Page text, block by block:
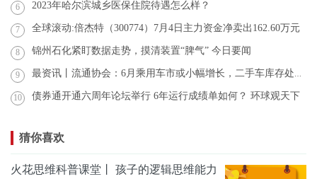
6 2023年哈尔滨城乡医保住院待遇怎么样？
7 全球滚动:倍杰特（300774）7月4日主力资金净卖出162.60万元
8 锦州石化紧盯数据走势，摸清装置“脾气” 今日要闻
9 最资讯丨流通协会：6月乘用车市或小幅增长，二手车库存处历史高位
10 债券通开通六周年论坛举行 6年运行成绩单如何？ 环球观天下
猜你喜欢
火花思维科普课堂丨 孩子的逻辑思维能力